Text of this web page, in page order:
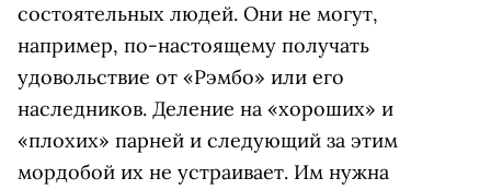
состоятельных людей. Они не могут,
например, по-настоящему получать
удовольствие от «Рэмбо» или его
наследников. Деление на «хороших» и
«плохих» парней и следующий за этим
мордобой их не устраивает. Им нужна